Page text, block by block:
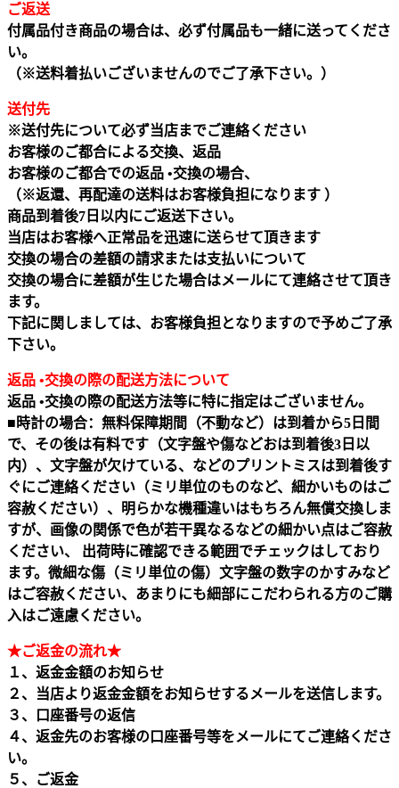
ご返送
付属品付き商品の場合は、必ず付属品も一緒に送ってくださ
い。
（※送料着払いございませんのでご了承下さい。）
送付先
※送付先について必ず当店までご連絡ください
お客様のご都合による交換、返品
お客様のご都合での返品 •交換の場合、
（※返還、再配達の送料はお客様負担になります ）
商品到着後7日以内にご返送下さい。
当店はお客様へ正常品を迅速に送らせて頂きます
交換の場合の差額の請求または支払いについて
交換の場合に差額が生じた場合はメールにて連絡させて頂き
ます。
下記に関しましては、お客様負担となりますので予めご了承
下さい。
返品 •交換の際の配送方法について
返品 •交換の際の配送方法等に特に指定はございません。
■時計の場合：無料保障期間（不動など）は到着から5日間
で、その後は有料です（文字盤や傷などおは到着後3日以
内）、文字盤が欠けている、などのプリントミスは到着後す
ぐにご連絡ください（ミリ単位のものなど、細かいものはご
容赦ください）、明らかな機種違いはもちろん無償交換しま
すが、画像の関係で色が若干異なるなどの細かい点はご容赦
ください、 出荷時に確認できる範囲でチェックはしており
ます。微細な傷（ミリ単位の傷）文字盤の数字のかすみなど
はご容赦ください、あまりにも細部にこだわられる方のご購
入はご遠慮ください。
★ご返金の流れ★
１、返金金額のお知らせ
２、当店より返金金額をお知らせするメールを送信します。
３、口座番号の返信
４、返金先のお客様の口座番号等をメールにてご連絡くださ
い。
５、ご返金